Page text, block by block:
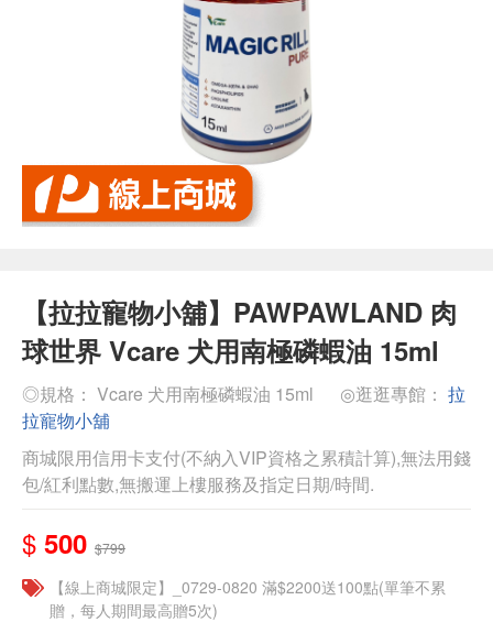
【拉拉寵物小舖】PAWPAWLAND 肉
球世界 Vcare 犬用南極磷蝦油 15ml
◎規格： Vcare 犬用南極磷蝦油 15ml ◎逛逛專館： 拉
拉寵物小舖
商城限用信用卡支付(不納入VIP資格之累積計算),無法用錢
包/紅利點數,無搬運上樓服務及指定日期/時間.
$ 500 $799
【線上商城限定】_0729-0820 滿$2200送100點(單筆不累
贈，每人期間最高贈5次)